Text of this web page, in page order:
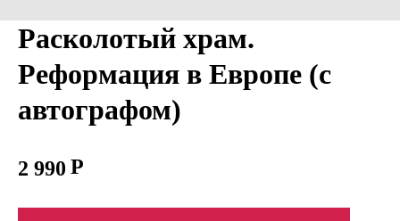
Расколотый храм.
Реформация в Европе (с
автографом)
2 990